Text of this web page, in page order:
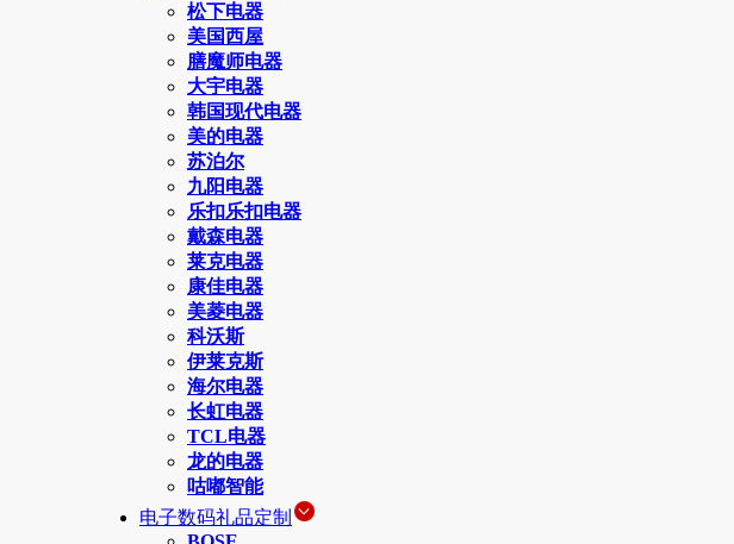
松下电器
美国西屋
膳魔师电器
大宇电器
韩国现代电器
美的电器
苏泊尔
九阳电器
乐扣乐扣电器
戴森电器
莱克电器
康佳电器
美菱电器
科沃斯
伊莱克斯
海尔电器
长虹电器
TCL电器
龙的电器
咕嘟智能
电子数码礼品定制